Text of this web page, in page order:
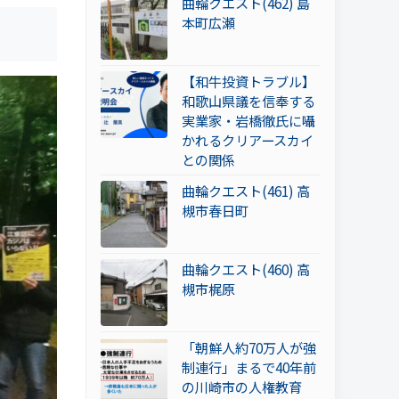
本町広瀬
【和牛投資トラブル】
和歌山県議を信奉する
実業家・岩橋徹氏に囁
かれるクリアースカイ
との関係
曲輪クエスト(461) 高
槻市春日町
曲輪クエスト(460) 高
槻市梶原
「朝鮮人約70万人が強
制連行」まるで40年前
の川崎市の人権教育